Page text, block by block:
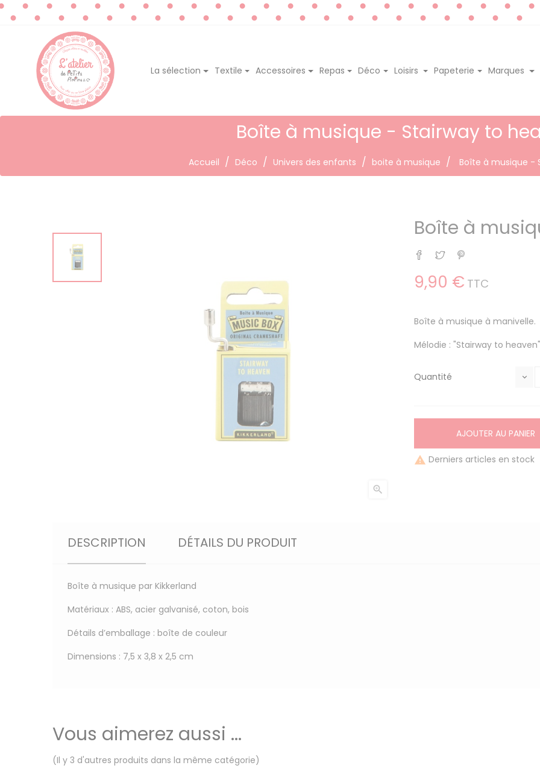
La sélection Textile Accessoires Repas Déco Loisirs Papeterie Marques
Boîte à musique - Stairway to
Accueil Déco Univers des enfants boite à musique Boîte à musique -

Boîte à
Partager
Tweet
9,90 € TTC
Boîte à musique à manivelle.
Mélodie : "Stairway to heaven"
Quantité
AJOUTER AU PANIER
 Derniers articles en stock
DESCRIPTION DÉTAILS DU PRODUIT
Boîte à musique par Kikkerland
Matériaux : ABS, acier galvanisé, coton, bois
Détails d’emballage : boîte de couleur
Dimensions : 7,5 x 3,8 x 2,5 cm
Vous aimerez aussi ...
(Il y 3 d'autres produits dans la même catégorie)